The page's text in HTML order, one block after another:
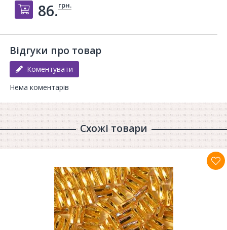
Добавить в корзину
86.грн.
Відгуки про товар
Коментувати
Нема коментарів
Схожі товари